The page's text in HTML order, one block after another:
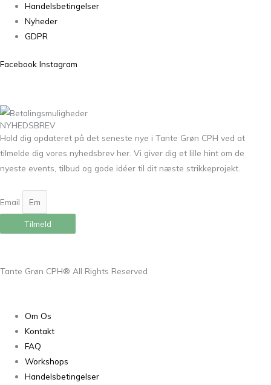
Handelsbetingelser
Nyheder
GDPR
Facebook Instagram
NYHEDSBREV
Hold dig opdateret på det seneste nye i Tante Grøn CPH ved at
tilmelde dig vores nyhedsbrev her. Vi giver dig et lille hint om de
nyeste events, tilbud og gode idéer til dit næste strikkeprojekt.
Email
Tilmeld
Tante Grøn CPH® All Rights Reserved
Om Os
Kontakt
FAQ
Workshops
Handelsbetingelser